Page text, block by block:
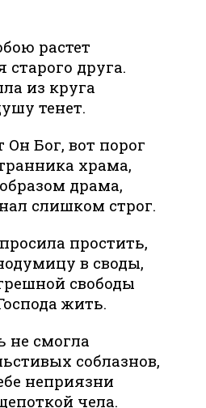
растет
друга.
из круга
тенет.
Он Бог, вот порог
храма,
драма,
слишком строг.
простить,
в своды,
свободы
жить.
не смогла
соблазнов,
неприязни
чела.